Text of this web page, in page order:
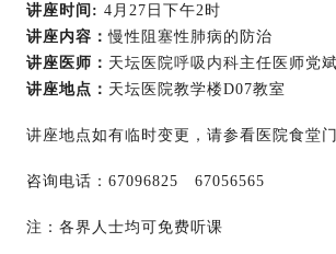
讲座时间: 4月27日下午2时
讲座内容：慢性阻塞性肺病的防治
讲座医师： 天坛医院呼吸内科主任医师党
讲座地点： 天坛医院教学楼D07教室
讲座地点如有临时变更，请参看医院食堂门
咨询电话：67096825 67056565
注：各界人士均可免费听课